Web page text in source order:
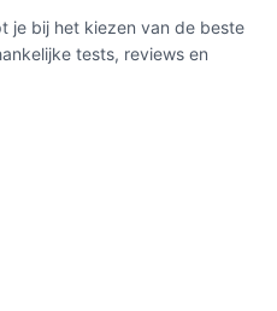
je bij het kiezen van de beste
tests, reviews en